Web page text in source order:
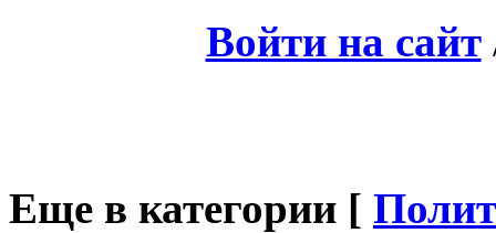
Войти на сайт
Еще в категории [